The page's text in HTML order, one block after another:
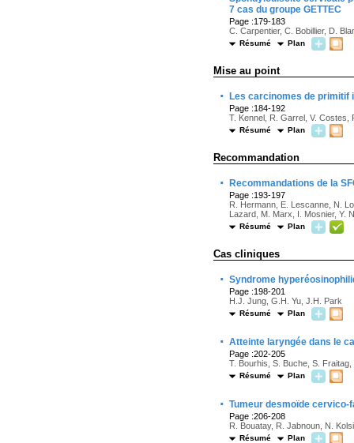
7 cas du groupe GETTEC
Page :179-183
C. Carpentier, C. Bobillier, D.
Résumé Plan
Mise au point
· Les carcinomes de primitif
Page :184-192
T. Kennel, R. Garrel, V. Costes,
Résumé Plan
Recommandation
· Recommandations de la
Page :193-197
R. Hermann, E. Lescanne, N.
Lazard, M. Marx, I. Mosnier, Y.
Résumé Plan
Cas cliniques
· Syndrome
Page :198-201
H.J. Jung, G.H. Yu, J.H. Park
Résumé Plan
· Atteinte laryngée dans le
Page :202-205
T. Bourhis, S. Buche, S. Fraitag,
Résumé Plan
· Tumeur desmoïde cervico-
Page :206-208
R. Bouatay, R. Jabnoun, N.
Résumé Plan